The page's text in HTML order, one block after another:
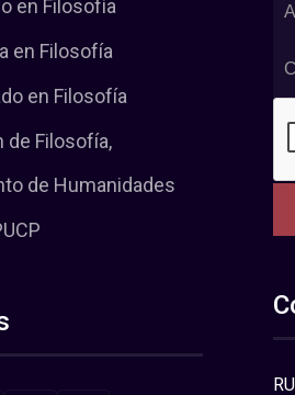
en Filosofía
en Filosofía
en Filosofía
de Filosofía,
de Humanidades